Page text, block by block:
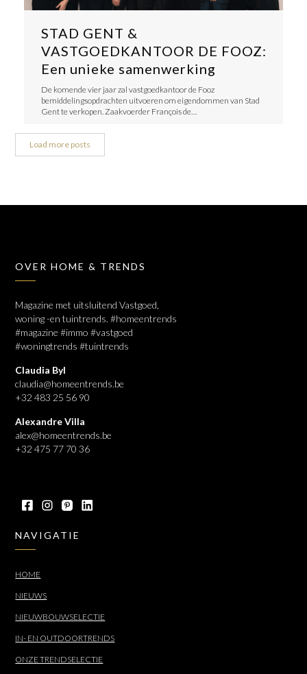
STAD GENT &
VASTGOEDKANTOOR DE FOOZ:
Een unieke samenwerking
De komende vier jaar zal vastgoedkantoor de Fooz
bemiddelingsopdrachten uitvoeren om eigendommen van Stad
Gent te verkopen. Zaakvoerder François de…
Load more posts
OVER HOME & TRENDS
Magazine met uitsluitend Vastgoed,
woning -en tuintrends. #homeentrends
#magazine #immo #vastgoed
#woningtrends #tuintrends
Claudia Byl
claudia@homeentrends.be
+32 483 25 56 90
Alexandre Villa
alex@homeentrends.be
+32 475 77 70 36
NAVIGATIE
HOME
NIEUWS
NIEUWBOUWSELECTIE
IN- EN OUTDOORTRENDS
ONZE TRENDSELECTIE